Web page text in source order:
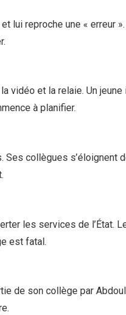
lui reproche une « erreur
vidéo et la relaie. Un
à planifier.
collègues s’éloignent
les services de l’État.
est fatal.
de son collège par